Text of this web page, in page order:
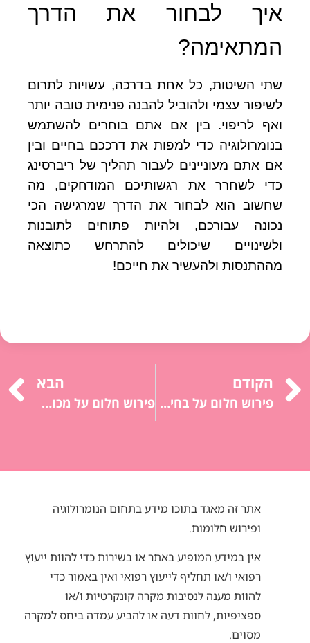
איך לבחור את הדרך
המתאימה?
שתי השיטות, כל אחת בדרכה, עשויות לתרום
לשיפור עצמי ולהוביל להבנה פנימית טובה יותר
ואף לריפוי. בין אם אתם בוחרים להשתמש
בנומרולוגיה כדי למפות את דרככם בחיים ובין
אם אתם מעוניינים לעבור תהליך של ריברסינג
כדי לשחרר את רגשותיכם המודחקים, מה
שחשוב הוא לבחור את הדרך שמרגישה הכי
נכונה עבורכם, ולהיות פתוחים לתובנות
ולשינויים שיכולים להתרחש כתוצאה
מההתנסות ולהעשיר את חייכם!
הקודם
פירוש חלום על בחינה: חרדה, לחץ, פחד מכישלון, חוסר ביטחון עצמי.
הבא
פירוש חלום על מכונית: שליטה, כיוון, מסע, עצמאות.
אתר זה מאגד בתוכו מידע בתחום הנומרולוגיה
ופירוש חלומות.
אין במידע המופיע באתר או בשירות כדי להוות ייעוץ
רפואי ו/או תחליף לייעוץ רפואי ואין באמור כדי
להוות מענה לנסיבות מקרה קונקרטיות ו/או
ספציפיות, לחוות דעה או להביע עמדה ביחס למקרה
מסוים.